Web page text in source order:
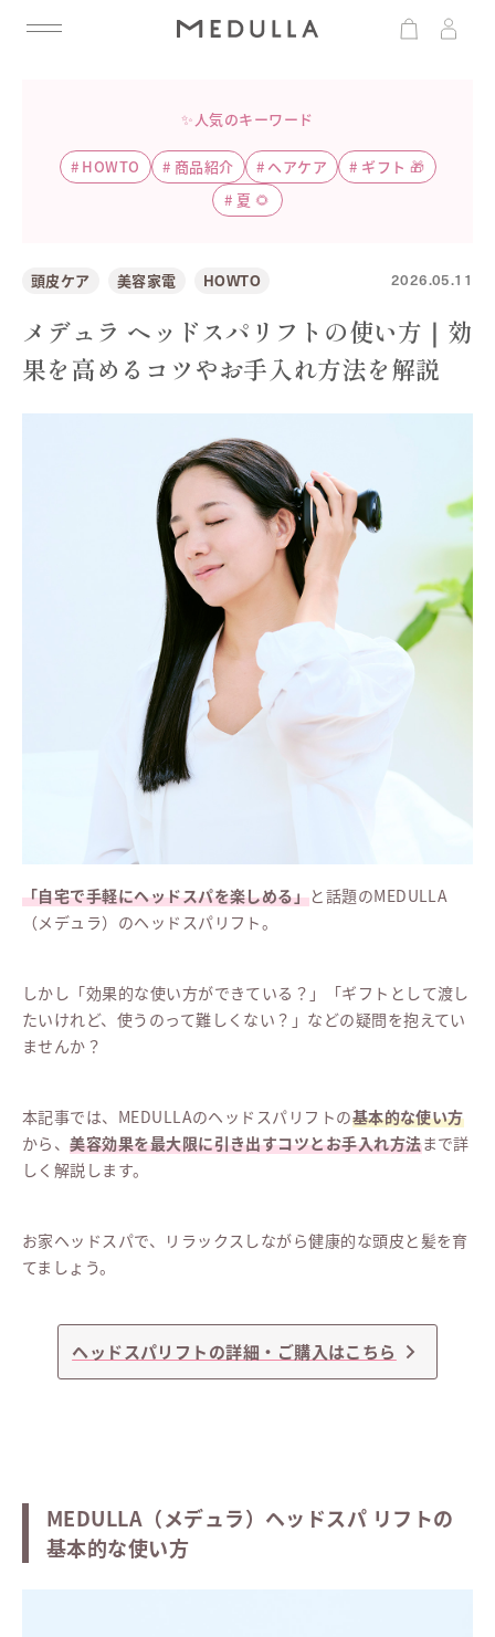
✨人気のキーワード
# HOWTO # 商品紹介 # ヘアケア # ギフト 🎁
# 夏 🌻
頭皮ケア 美容家電 HOWTO 2026.05.11
メデュラ ヘッドスパリフトの使い方｜効
果を高めるコツやお手入れ方法を解説
「自宅で手軽にヘッドスパを楽しめる」と話題のMEDULLA
（メデュラ）のヘッドスパリフト。
しかし「効果的な使い方ができている？」「ギフトとして渡し
たいけれど、使うのって難しくない？」などの疑問を抱えてい
ませんか？
本記事では、MEDULLAのヘッドスパリフトの基本的な使い方
から、美容効果を最大限に引き出すコツとお手入れ方法まで詳
しく解説します。
お家ヘッドスパで、リラックスしながら健康的な頭皮と髪を育
てましょう。
ヘッドスパリフトの詳細・ご購入はこちら
MEDULLA（メデュラ）ヘッドスパ リフトの
基本的な使い方